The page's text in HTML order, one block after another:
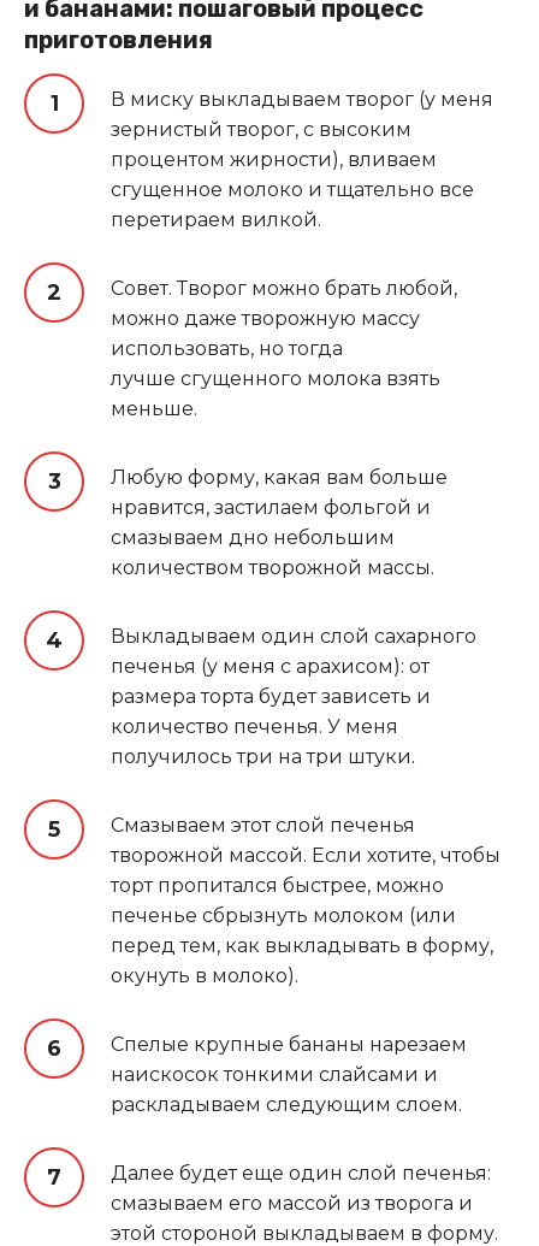
и бананами: пошаговый процесс
приготовления
В миску выкладываем творог (у меня
зернистый творог, с высоким
процентом жирности), вливаем
сгущенное молоко и тщательно все
перетираем вилкой.
Совет. Творог можно брать любой,
можно даже творожную массу
использовать, но тогда
лучше сгущенного молока взять
меньше.
Любую форму, какая вам больше
нравится, застилаем фольгой и
смазываем дно небольшим
количеством творожной массы.
Выкладываем один слой сахарного
печенья (у меня с арахисом): от
размера торта будет зависеть и
количество печенья. У меня
получилось три на три штуки.
Смазываем этот слой печенья
творожной массой. Если хотите, чтобы
торт пропитался быстрее, можно
печенье сбрызнуть молоком (или
перед тем, как выкладывать в форму,
окунуть в молоко).
Спелые крупные бананы нарезаем
наискосок тонкими слайсами и
раскладываем следующим слоем.
Далее будет еще один слой печенья:
смазываем его массой из творога и
этой стороной выкладываем в форму.